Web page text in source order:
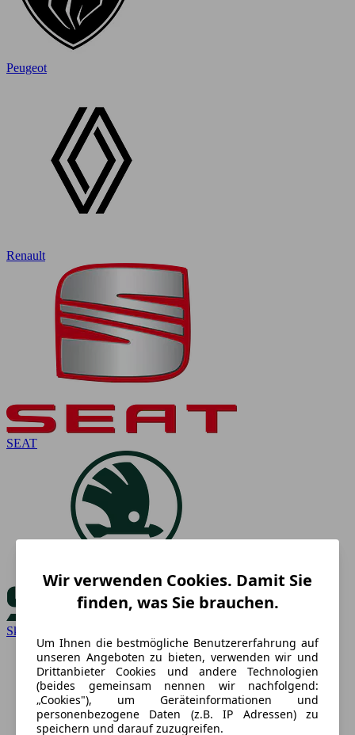
Peugeot
Renault
SEAT
Skoda
Wir verwenden Cookies. Damit Sie
finden, was Sie brauchen.
Um Ihnen die bestmögliche Benutzererfahrung auf
unseren Angeboten zu bieten, verwenden wir und
Drittanbieter Cookies und andere Technologien
(beides gemeinsam nennen wir nachfolgend:
„Cookies"), um Geräteinformationen und
personenbezogene Daten (z.B. IP Adressen) zu
speichern und darauf zuzugreifen.